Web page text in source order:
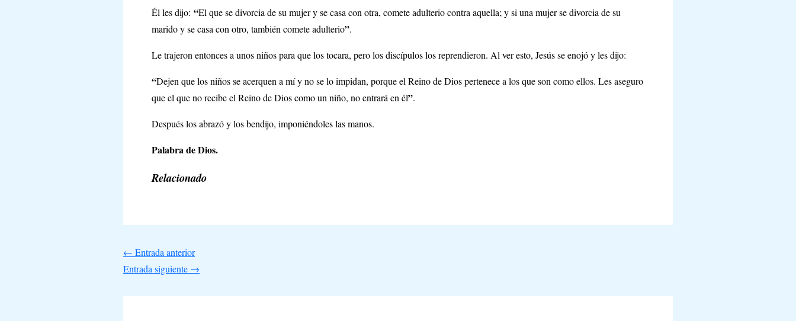
Él les dijo: “El que se divorcia de su mujer y se casa con otra, comete adulterio contra aquella; y si una mujer se divorcia de su
marido y se casa con otro, también comete adulterio”.
Le trajeron entonces a unos niños para que los tocara, pero los discípulos los reprendieron. Al ver esto, Jesús se enojó y les dijo:
“Dejen que los niños se acerquen a mí y no se lo impidan, porque el Reino de Dios pertenece a los que son como ellos. Les aseguro
que el que no recibe el Reino de Dios como un niño, no entrará en él”.
Después los abrazó y los bendijo, imponiéndoles las manos.
Palabra de Dios.
Relacionado
← Entrada anterior
Entrada siguiente →